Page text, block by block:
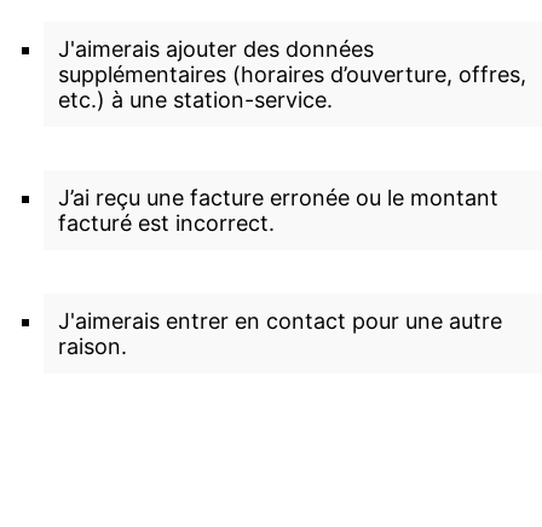
J'aimerais ajouter des données
supplémentaires (horaires d’ouverture, offres,
etc.) à une station-service.
J’ai reçu une facture erronée ou le montant
facturé est incorrect.
J'aimerais entrer en contact pour une autre
raison.